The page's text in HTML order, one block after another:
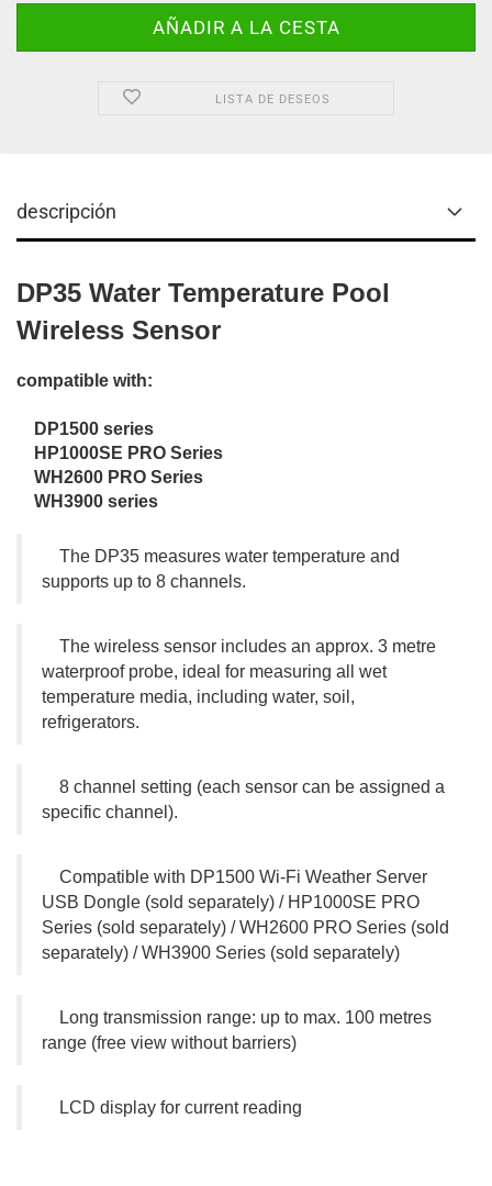
LISTA DE DESEOS
descripción
DP35 Water Temperature Pool
Wireless Sensor
compatible with:
DP1500 series
HP1000SE PRO Series
WH2600 PRO Series
WH3900 series
The DP35 measures water temperature and
supports up to 8 channels.
The wireless sensor includes an approx. 3 metre
waterproof probe, ideal for measuring all wet
temperature media, including water, soil,
refrigerators.
8 channel setting (each sensor can be assigned a
specific channel).
Compatible with DP1500 Wi-Fi Weather Server
USB Dongle (sold separately) / HP1000SE PRO
Series (sold separately) / WH2600 PRO Series (sold
separately) / WH3900 Series (sold separately)
Long transmission range: up to max. 100 metres
range (free view without barriers)
LCD display for current reading